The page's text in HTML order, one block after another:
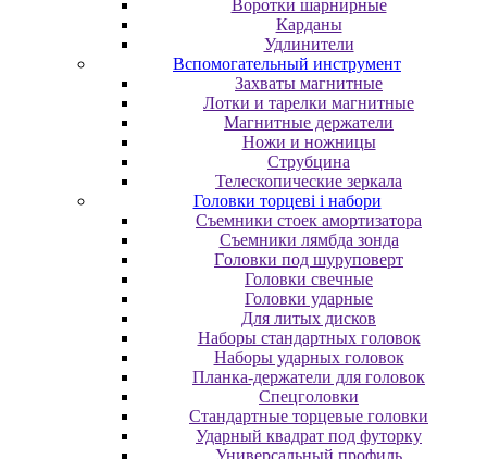
Воротки шарнирные
Карданы
Удлинители
Вспомогательный инструмент
Захваты магнитные
Лотки и тарелки магнитные
Магнитные держатели
Ножи и ножницы
Струбцина
Телескопические зеркала
Головки торцеві і набори
Cъeмники cтoeк aмopтизaтopa
Cъeмники лямбдa зoндa
Гoлoвки пoд шуpупoвepт
Головки свечные
Головки ударные
Для литых дисков
Наборы стандартных головок
Наборы ударных головок
Планка-держатели для головок
Спецголовки
Стандартные торцевые головки
Ударный квадрат под футорку
Универсальный профиль